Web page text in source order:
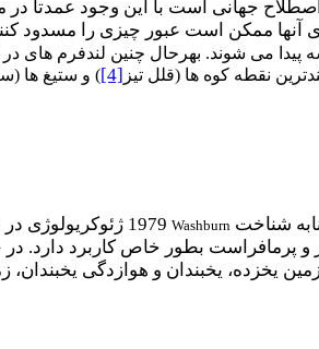
جهانی است با این وجود عمدتا
ممکن است عبور چیزی را مسدود
پیدا می شوند. بهرحال چنین لندفرم های
نقطه کوه ها (قلل تیز [4]) و ستیغ ها
شناخت Washburn
1979
و پرمافراست بطور خاص کاربرد دارد.
یخزده، یخبندان و هوازدگی یخبندان،